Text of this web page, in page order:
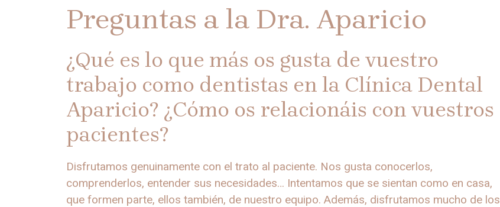
Preguntas a la Dra. Aparicio
¿Qué es lo que más os gusta de vuestro
trabajo como dentistas en la Clínica Dental
Aparicio? ¿Cómo os relacionáis con vuestros
pacientes?
Disfrutamos genuinamente con el trato al paciente. Nos gusta conocerlos,
comprenderlos, entender sus necesidades… Intentamos que se sientan como en casa,
que formen parte, ellos también, de nuestro equipo. Además, disfrutamos mucho de los